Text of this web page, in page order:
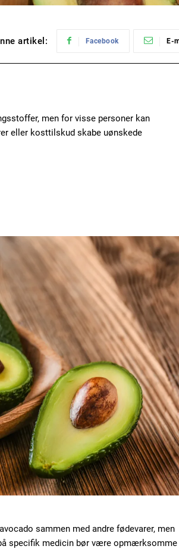
artikel: Facebook E-
men for visse personer kan
eller kosttilskud skabe uønskede
sammen med andre fødevarer, men
specifik medicin bør være opmærksomme